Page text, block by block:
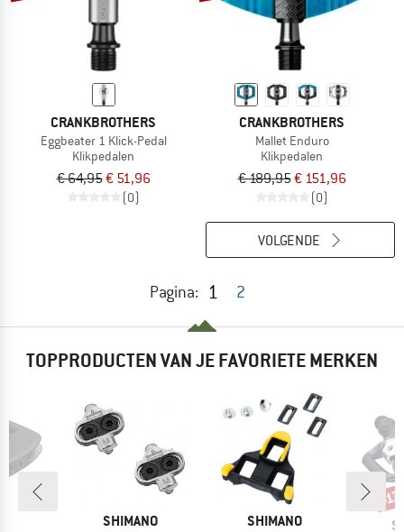
CRANKBROTHERS
Eggbeater 1 Klick-Pedal
Klikpedalen
€ 64,95€ 51,96
(0)
CRANKBROTHERS
Mallet Enduro
Klikpedalen
€ 189,95€ 151,96
(0)
Pagina: 1 2
VOLGENDE
TOPPRODUCTEN VAN JE FAVORIETE MERKEN
MERK
SHIMANO MERK
SHIMANO
-